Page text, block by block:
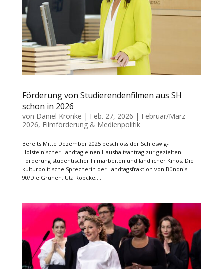
Förderung von Studierendenfilmen aus SH
schon in 2026
von Daniel Krönke | Feb. 27, 2026 | Februar/März
2026, Filmförderung & Medienpolitik
Bereits Mitte Dezember 2025 beschloss der Schleswig-
Holsteinischer Landtag einen Haushaltsantrag zur gezielten
Förderung studentischer Filmarbeiten und ländlicher Kinos. Die
kulturpolitische Sprecherin der Landtagsfraktion von Bündnis
90/Die Grünen, Uta Röpcke,...